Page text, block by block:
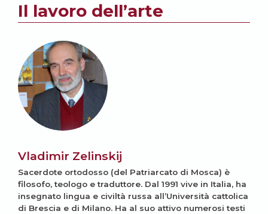
Il lavoro dell’arte
Vladimir Zelinskij
Sacerdote ortodosso (del Patriarcato di Mosca) è
filosofo, teologo e traduttore. Dal 1991 vive in Italia, ha
insegnato lingua e civiltà russa all’Università cattolica
di Brescia e di Milano. Ha al suo attivo numerosi testi